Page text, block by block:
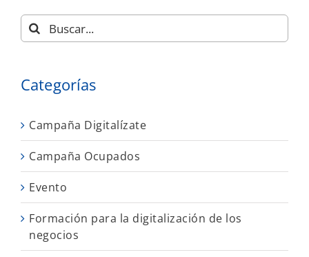
Buscar:
Categorías
Campaña Digitalízate
Campaña Ocupados
Evento
Formación para la digitalización de los
negocios